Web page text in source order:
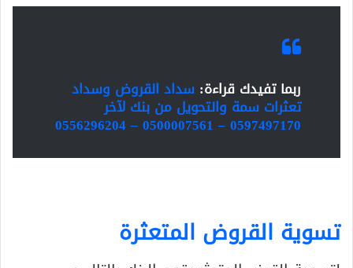
ربما تفيدك قراءة: سداد القروض وسداد
تعثرات سمة والتحويل من بنك لآخر
0597497170 – 0500007561 – 0556296204
تسوية القروض المتعثرة